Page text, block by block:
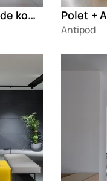
Enterijer upravne zgrade kompanije „Drina plastika 86“ Polet +
Antipod